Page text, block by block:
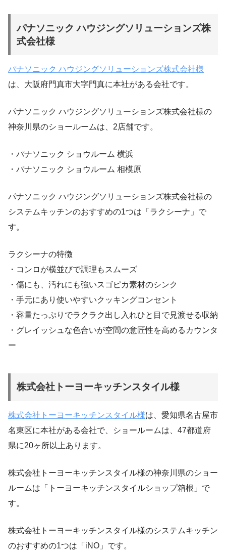
パナソニック ハウジングソリューションズ株
式会社様
パナソニック ハウジングソリューションズ株式会社様
は、大阪府門真市大字門真に本社がある会社です。
パナソニック ハウジングソリューションズ株式会社様の
神奈川県のショールームは、2店舗です。
・パナソニック ショウルーム 横浜
・パナソニック ショウルーム 相模原
パナソニック ハウジングソリューションズ株式会社様の
システムキッチンのおすすめの1つは「ラクシーナ」で
す。
ラクシーナの特徴
・コンロが横並びで調理もスムーズ
・傷にも、汚れにも強いスゴピカ素材のシンク
・手元にあり使いやすいクッキングコンセント
・容量たっぷりでラクラク出し入れひと目で見渡せる収納
・グレイッシュな色合いが空間の意匠性を高めるカウンタ
ー
株式会社トーヨーキッチンスタイル様
株式会社トーヨーキッチンスタイル様は、愛知県名古屋市
名東区に本社がある会社で、ショールームは、47都道府
県に20ヶ所以上あります。
株式会社トーヨーキッチンスタイル様の神奈川県のショー
ルームは「トーヨーキッチンスタイルショップ箱根」で
す。
株式会社トーヨーキッチンスタイル様のシステムキッチン
のおすすめの1つは「iNO」です。